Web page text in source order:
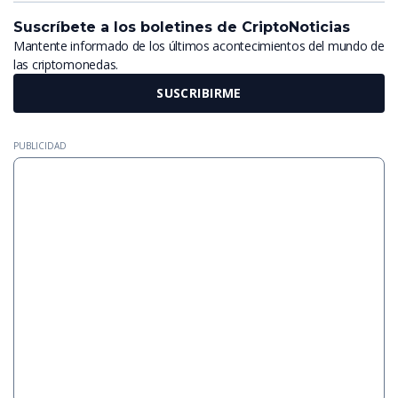
Suscríbete a los boletines de CriptoNoticias
Mantente informado de los últimos acontecimientos del mundo de
las criptomonedas.
SUSCRIBIRME
PUBLICIDAD